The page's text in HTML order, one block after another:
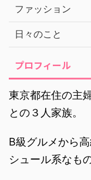
ファッション
日々のこと
プロフィール
東京都在住の主
との３人家族。
B級グルメから
シュール系なも